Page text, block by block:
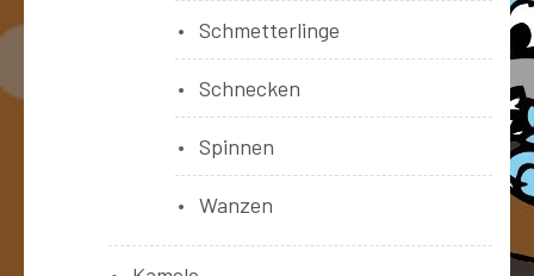
Schmetterlinge
Schnecken
Spinnen
Wanzen